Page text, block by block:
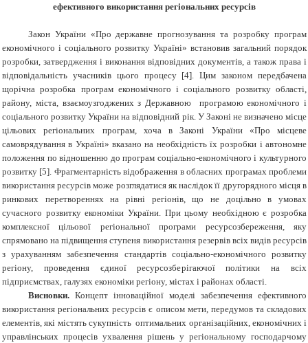
ефективного використання регіональних ресурсів
Закон України «Про державне прогнозування та розробку програм
економічного і соціального розвитку Україні» встановив загальний порядок
розробки, затвердження і виконання відповідних документів, а також права і
відповідальність учасників цього процесу [4]. Цим законом передбачена
щорічна розробка програм економічного і соціального розвитку області,
району, міста, взаємоузгоджених з Державною програмою економічного і
соціального розвитку України на відповідний рік. У Законі не визначено місце
цільових регіональних програм, хоча в Законі України «Про місцеве
самоврядування в Україні» вказано на необхідність їх розробки і автономне
положення по відношенню до програм соціально-економічного і культурного
розвитку [5]. Фрагментарність відображення в обласних програмах проблеми
використання ресурсів може розглядатися як наслідок її другорядного місця в
ринкових перетвореннях на рівні регіонів, що не доцільно в умовах
сучасного розвитку економіки України. При цьому необхідною є розробка
комплексної цільової регіональної програми ресурсозбереження, яку
спрямовано на підвищення ступеня використання резервів всіх видів ресурсів
з урахуванням забезпечення стандартів соціально-економічного розвитку
регіону, проведення єдиної ресурсозберігаючої політики на всіх
підприємствах, галузях економіки регіону, містах і районах області.
Висновки.Концепт інноваційної моделі забезпечення ефективного
використання регіональних ресурсівє описом мети, передумов та складових
елементів, які містять сукупність оптимальних організаційних, економічних і
управлінських процесів ухвалення рішень у регіональному господарчому